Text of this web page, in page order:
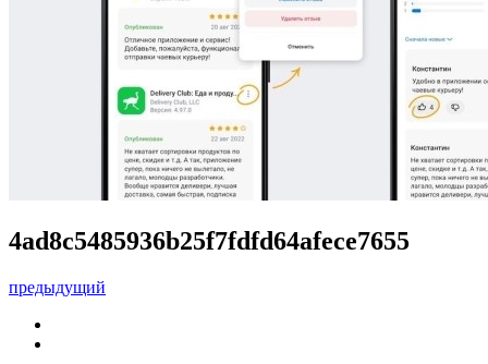
4ad8c5485936b25f7fdfd64afece7655
предыдущий